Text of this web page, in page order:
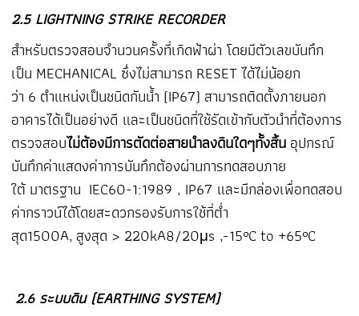
2.5 LIGHTNING STRIKE RECORDER
สำหรับตรวจสอบจำนวนครั้งที่เกิดฟ้าผ่า โดยมีตัวเลขบันทึก
เป็น MECHANICAL ซึ่งไม่สามารถ RESETได้ไม่น้อยก
ว่า 6 ตำแหน่งเป็นชนิดกันน้ำ (IP67) สามารถติดตั้งภายนอก
อาคารได้เป็นอย่างดี และเป็นชนิดที่ใช้รัดเข้ากับตัวนำที่ต้องการ
ตรวจสอบไม่ต้องมีการตัดต่อสายนำลงดินใดๆทั้งสิ้น อุปกรณ์
บันทึกค่าแสดงค่าการบันทึกต้องผ่านการทดสอบภาย
ใต้ มาตรฐาน IEC60-1:1989 , IP67 และมีกล่องเพื่อทดสอบ
ค่ากราวน์ได้โดยสะดวกรองรับการใช้ที่ต่ำ
สุด1500A, สูงสุด > 220kA8/20μs ,-15°C to +65°C
2.6 ระบบดิน (EARTHING SYSTEM)